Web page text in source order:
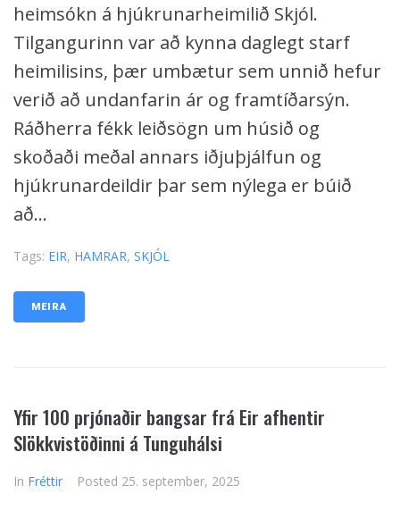
heimsókn á hjúkrunarheimilið Skjól.
Tilgangurinn var að kynna daglegt starf
heimilisins, þær umbætur sem unnið hefur
verið að undanfarin ár og framtíðarsýn.
Ráðherra fékk leiðsögn um húsið og
skoðaði meðal annars iðjuþjálfun og
hjúkrunardeildir þar sem nýlega er búið
að...
Tags: EIR, HAMRAR, SKJÓL
MEIRA
Yfir 100 prjónaðir bangsar frá Eir afhentir
Slökkvistöðinni á Tunguhálsi
In Fréttir Posted 25. september, 2025